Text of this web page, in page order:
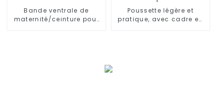
Bande ventrale de
maternité/ceinture pour
Poussette légère et
pratique, avec cadre en